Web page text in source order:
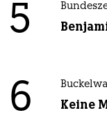
5
6 Keine